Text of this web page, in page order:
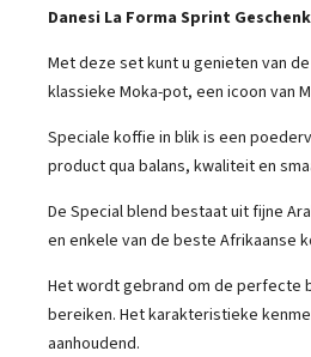
Danesi La Forma Sprint
Met deze set kunt u genieten van
klassieke Moka-pot, een icoon van
Speciale koffie in blik is een
product qua balans, kwaliteit en
De Special blend bestaat uit fijne
en enkele van de beste Afrikaanse
Het wordt gebrand om de perfecte
bereiken. Het karakteristieke
aanhoudend.